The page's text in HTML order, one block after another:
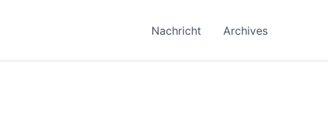
Nachricht Archives